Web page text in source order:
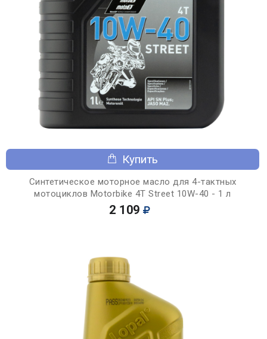
Купить
Синтетическое моторное масло для 4-тактных
мотоциклов Motorbike 4T Street 10W-40 - 1 л
2 109